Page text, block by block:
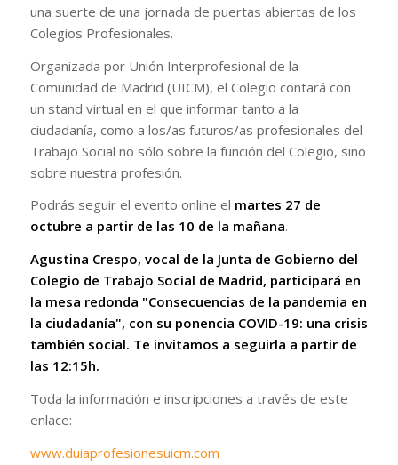
una suerte de una jornada de puertas abiertas de los
Colegios Profesionales.
Organizada por Unión Interprofesional de la
Comunidad de Madrid (UICM), el Colegio contará con
un stand virtual en el que informar tanto a la
ciudadanía, como a los/as futuros/as profesionales del
Trabajo Social no sólo sobre la función del Colegio, sino
sobre nuestra profesión.
Podrás seguir el evento online el martes 27 de
octubre a partir de las 10 de la mañana.
Agustina Crespo, vocal de la Junta de Gobierno del
Colegio de Trabajo Social de Madrid, participará en
la mesa redonda "Consecuencias de la pandemia en
la ciudadanía", con su ponencia COVID-19: una crisis
también social. Te invitamos a seguirla a partir de
las 12:15h.
Toda la información e inscripciones a través de este
enlace:
www.duiaprofesionesuicm.com